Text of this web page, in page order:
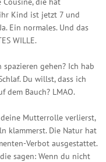
Kind ist jetzt 7 und
Ein normales. Und das
WILLE.
gehen? Ich hab
Du willst, dass ich
dem Bauch? LMAO.
Mutterrolle verlierst,
klammerst. Die Natur hat
Verbot ausgestattet.
sagen: Wenn du nicht